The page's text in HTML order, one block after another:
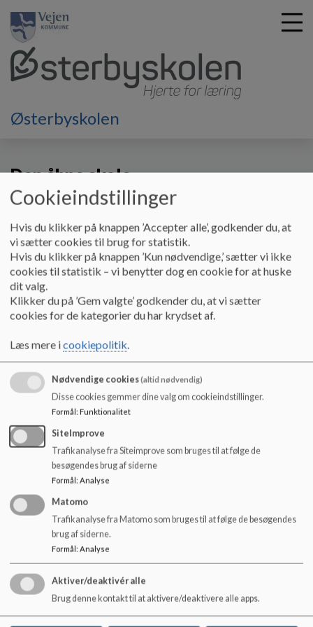
l
e
Østerbyskolen
ØsterbyCentret
Den åbne skole
Ture ud af huset er en vigtig del af Centrets pædagogik og
en vej til god læring. Vi benytter os gerne af de
naturområder og de kulturelle oplevelser, der er i
nærmiljøet omkring skolen. Alle sanser kommer i sving og
gode oplevelser i fællesskab, som er et godt fundament. En
fælles historie at tale ud fra, som f.eks. kan efterbehandles
ved, at børnene skriver læsebogssider om oplevelsen. På
samme måde kan der tages konkret udgangspunkt med
matematikfaglig vinkel. F.eks. kilometer-beregning,
vejskilte og andet. Vi har gode erfaringer med, at eleverne
er mere motiveret, når samtalen handler om dem selv og
undervisningen tager sit udspring i faktiske egne oplevede
erfaringer.
Østerbyskolen
Nygade 17, 6600 Vejen
Cookieindstillinger
Hvis du klikker på knappen ’Accepter alle’, godkender du, at
vi sætter cookies til brug for statistik.
Hvis du klikker på knappen ’Kun nødvendige,’ sætter vi ikke
cookies til statistik – vi benytter dog en cookie for at huske
dit valg.
Klikker du på ’Gem valgte’ godkender du, at vi sætter
cookies for de kategorier du har krydset af.
Læs mere icookiepolitik.
Nødvendige cookies(altid nødvendig)
Disse cookies gemmer dine valg om cookieindstillinger.
Formål: Funktionalitet
SiteImprove
Trafikanalyse fra Siteimprove som bruges til at følge de
besøgendes brug af siderne
Formål: Analyse
Matomo
Trafikanalyse fra Matomo som bruges til at følge de besøgendes
brug af siderne.
Formål: Analyse
Aktiver/deaktivér alle
Brug denne kontakt til at aktivere/deaktivere alle apps.